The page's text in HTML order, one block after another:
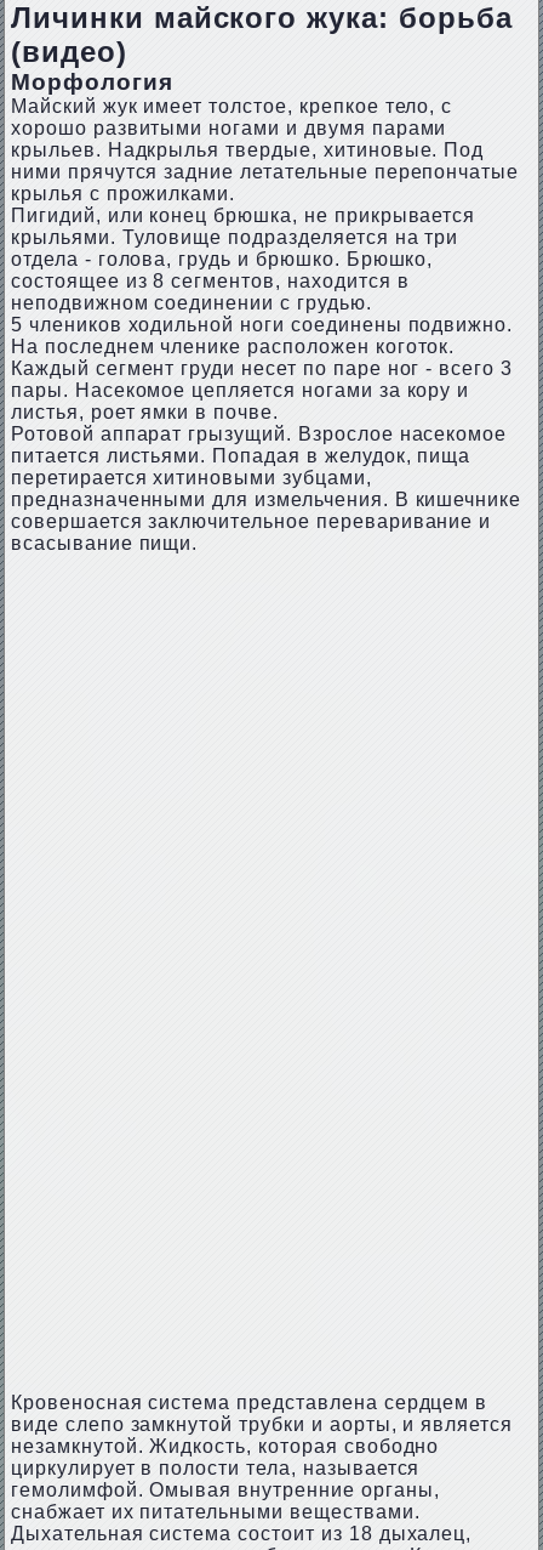
Личинки майского жука: борьба
(видео)
Морфология
Майский жук имеет толстое, крепкое тело, с
хорошо развитыми ногами и двумя парами
крыльев. Надкрылья твердые, хитиновые. Под
ними прячутся задние летательные перепончатые
крылья с прожилками.
Пигидий, или конец брюшка, не прикрывается
крыльями. Туловище подразделяется на три
отдела - голова, грудь и брюшко. Брюшко,
состоящее из 8 сегментов, находится в
неподвижном соединении с грудью.
5 члеников ходильной ноги соединены подвижно.
На последнем членике расположен коготок.
Каждый сегмент груди несет по паре ног - всего 3
пары. Насекомое цепляется ногами за кору и
листья, роет ямки в почве.
Ротовой аппарат грызущий. Взрослое насекомое
питается листьями. Попадая в желудок, пища
перетирается хитиновыми зубцами,
предназначенными для измельчения. В кишечнике
совершается заключительное переваривание и
всасывание пищи.
Кровеносная система представлена сердцем в
виде слепо замкнутой трубки и аорты, и является
незамкнутой. Жидкость, которая свободно
циркулирует в полости тела, называется
гемолимфой. Омывая внутренние органы,
снабжает их питательными веществами.
Дыхательная система состоит из 18 дыхалец,